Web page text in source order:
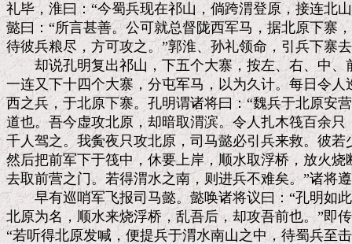
礼毕，淮曰：“今蜀兵现在祁山，倘跨渭登原，接连北
懿曰：“所言甚善。公可就总督陇西军马，据北原下寨
待彼兵粮尽，方可攻之。”郭淮、孙礼领命，引兵下寨
却说孔明复出祁山，下五个大寨，按左、右、中、
一连又下十四个大寨，分屯军马，以为久计。每日令
西之兵，于北原下寨。孔明谓诸将曰：“魏兵于北原安
道也。吾今虚攻北原，却暗取渭滨。令人扎木筏百余
千人驾之。我夤夜只攻北原，司马懿必引兵来救。彼
然后把前军下于筏中，休要上岸，顺水取浮桥，放火
去取前营之门。若得渭水之南，则进兵不难矣。”诸将
早有巡哨军飞报司马懿。懿唤诸将议曰：“孔明如此
北原为名，顺水来烧浮桥，乱吾后，却攻吾前也。”即
“若听得北原发喊，便提兵于渭水南山之中，待蜀兵至